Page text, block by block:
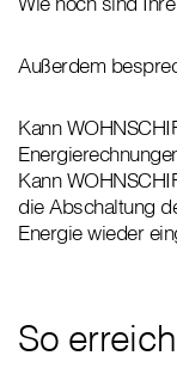
Außerdem
Kann
Kann
die Abschaltung
Energie wieder
So